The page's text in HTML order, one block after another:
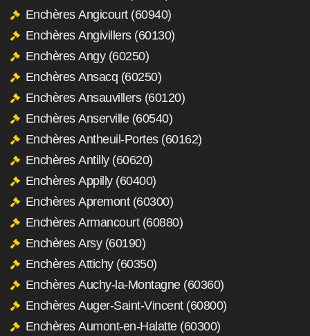
Enchères Angicourt (60940)
Enchères Angivillers (60130)
Enchères Angy (60250)
Enchères Ansacq (60250)
Enchères Ansauvillers (60120)
Enchères Anserville (60540)
Enchères Antheuil-Portes (60162)
Enchères Antilly (60620)
Enchères Appilly (60400)
Enchères Apremont (60300)
Enchères Armancourt (60880)
Enchères Arsy (60190)
Enchères Attichy (60350)
Enchères Auchy-la-Montagne (60360)
Enchères Auger-Saint-Vincent (60800)
Enchères Aumont-en-Halatte (60300)